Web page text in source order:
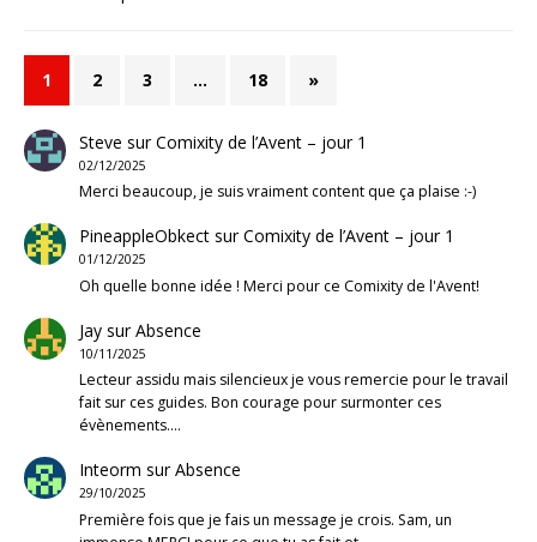
1 2 3 … 18 »
Steve surComixity de l’Avent – jour 1
02/12/2025
Merci beaucoup, je suis vraiment content que ça plaise :-)
PineappleObkectsurComixity de l’Avent – jour 1
01/12/2025
Oh quelle bonne idée ! Merci pour ce Comixity de l'Avent!
JaysurAbsence
10/11/2025
Lecteur assidu mais silencieux je vous remercie pour le travail
fait sur ces guides. Bon courage pour surmonter ces
évènements.…
Inteorm surAbsence
29/10/2025
Première fois que je fais un message je crois. Sam, un